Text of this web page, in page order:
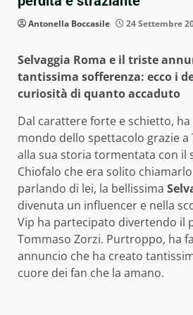
Antonella Boccasile 24 Settembre
Selvaggia Roma e il triste
tantissima sofferenza: ecco i
curiosità di quanto accaduto
Dal carattere forte e schietto,
mondo dello spettacolo grazie
alla sua storia tormentata con il
Chiofalo che era solito
parlando di lei, la bellissima
divenuta un influencer e nella
Vip ha partecipato divertendo il
Tommaso Zorzi. Purtroppo, ha
annuncio che ha creato
cuore dei fan che la amano.